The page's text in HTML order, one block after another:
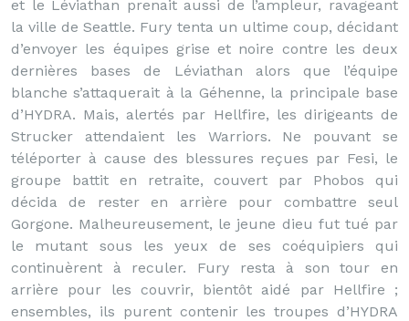
et le Léviathan prenait aussi de l’ampleur, ravageant
la ville de Seattle. Fury tenta un ultime coup, décidant
d’envoyer les équipes grise et noire contre les deux
dernières bases de Léviathan alors que l’équipe
blanche s’attaquerait à la Géhenne, la principale base
d’HYDRA. Mais, alertés par Hellfire, les dirigeants de
Strucker attendaient les Warriors. Ne pouvant se
téléporter à cause des blessures reçues par Fesi, le
groupe battit en retraite, couvert par Phobos qui
décida de rester en arrière pour combattre seul
Gorgone. Malheureusement, le jeune dieu fut tué par
le mutant sous les yeux de ses coéquipiers qui
continuèrent à reculer. Fury resta à son tour en
arrière pour les couvrir, bientôt aidé par Hellfire ;
ensembles, ils purent contenir les troupes d’HYDRA